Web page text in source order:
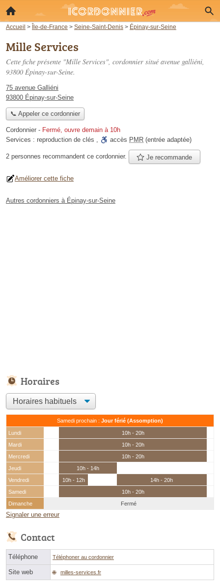
Accueil > Île-de-France > Seine-Saint-Denis > Épinay-sur-Seine
Mille Services
Cette fiche présente "Mille Services", cordonnier situé avenue galliéni,
93800 Épinay-sur-Seine.
75 avenue Galliéni
93800 Épinay-sur-Seine
📞 Appeler ce cordonnier
Cordonnier - Fermé, ouvre demain à 10h
Services : reproduction de clés , accès PMR (entrée adaptée)
2 personnes recommandent ce cordonnier. Je recommande
Améliorer cette fiche
Autres cordonniers à Épinay-sur-Seine
Horaires
Samedi prochain : Jour férié (Assomption)
Lundi
10h - 20h
Mardi
10h - 20h
Mercredi
10h - 20h
Jeudi
10h - 14h
Vendredi
10h - 12h
14h - 20h
Samedi
10h - 20h
Dimanche
Fermé
Signaler une erreur
Contact
Téléphone Téléphoner au cordonnier
Site web milles-services.fr